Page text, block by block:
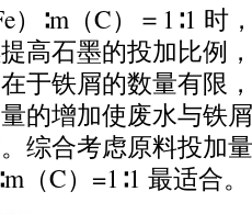
）∶m （C）＝ 1 ∶1 时
高石墨的投加比例，
于铁屑的数量有限
的增加使废水与铁
综合考虑原料投加
m （C） =1 ∶1 最适合。